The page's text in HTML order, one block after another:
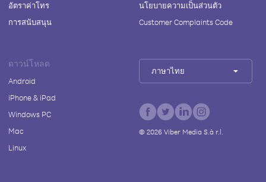
อัตราค่าโทร
การสนับสนุน
นโยบายความเป็นส่วนตัว
Customer Complaints Code
ดาวน์โหลด
Android
iPhone & iPad
Windows PC
Mac
Linux
ภาษาไทย
© 2026Viber Media S.à r.l.